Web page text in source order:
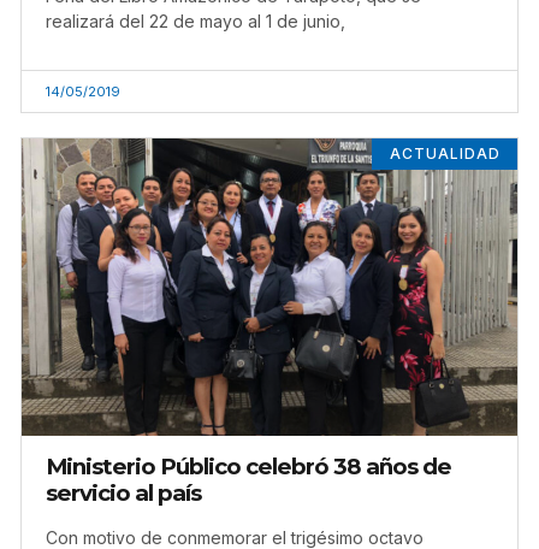
realizará del 22 de mayo al 1 de junio,
14/05/2019
ACTUALIDAD
Ministerio Público celebró 38 años de
servicio al país
Con motivo de conmemorar el trigésimo octavo